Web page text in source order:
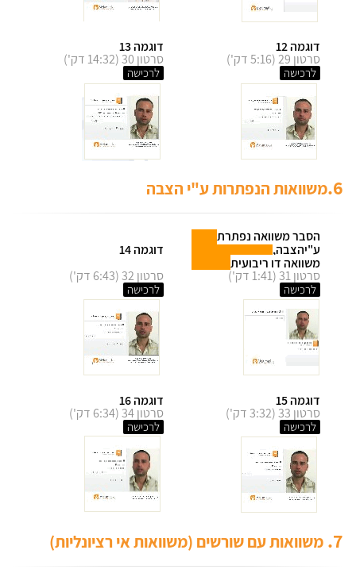
דוגמה 12
סרטון 29 (5:16 דק')
לרכישה
דוגמה 13
סרטון 30 (14:32 דק')
לרכישה
6. משוואות הנפתרות ע"י הצבה
הסבר משוואה נפתרת
ע"יהצבה,
משוואה דו ריבועית
סרטון 31 (1:41 דק')
לרכישה
דוגמה 14
סרטון 32 (6:43 דק')
לרכישה
דוגמה 15
סרטון 33 (3:32 דק')
לרכישה
דוגמה 16
סרטון 34 (6:34 דק')
לרכישה
7. משוואות עם שורשים (משוואות אי רציונליות)